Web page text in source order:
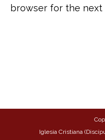
browser for the next
Iglesia Cristiana